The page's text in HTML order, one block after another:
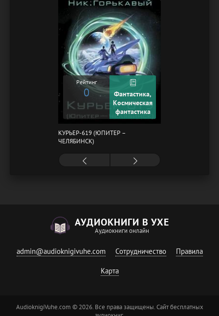
Рейтинг
0
Фантастика,
Космическая
фантастика
КУРЬЕР-619 (ЮПИТЕР –
ЧЕЛЯБИНСК)
АУДИОКНИГИ В УХЕ
Аудиокниги онлайн
admin@audioknigivuhe.com Сотрудничество Правила
Карта
AudioknigiVuhe.com © 2026. Все права защищены. Сайт бесплатных